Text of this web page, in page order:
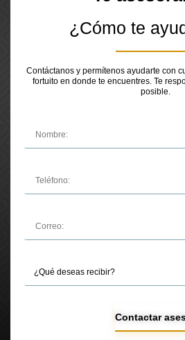
¿Cómo te
Contáctanos y permítenos ayudarte con
fortuito en donde te encuentres. Te
posible.
Contactar